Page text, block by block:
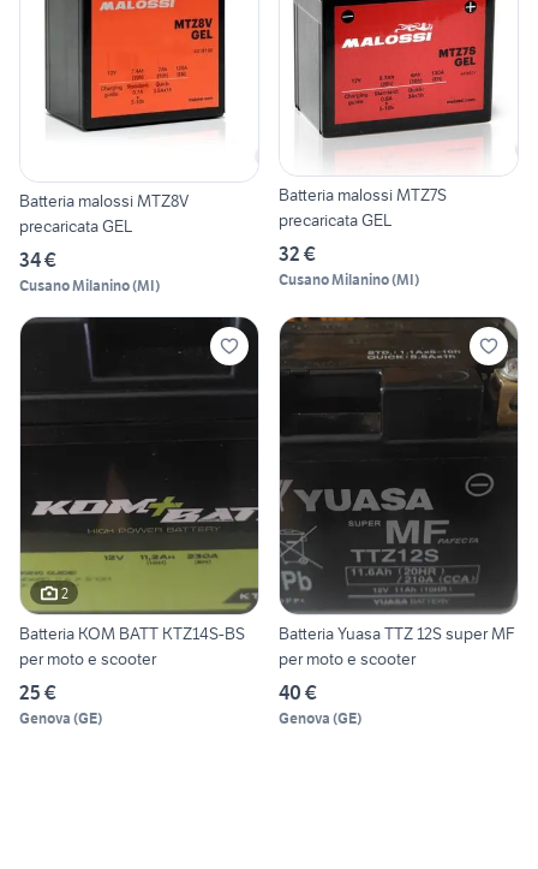
Batteria malossi MTZ8V
precaricata GEL
34 €
Cusano Milanino(MI)
Batteria malossi MTZ7S
precaricata GEL
32 €
Cusano Milanino(MI)
2
Batteria KOM BATT KTZ14S-BS
per moto e scooter
25 €
Genova (GE)
Batteria Yuasa TTZ 12S super MF
per moto e scooter
40 €
Genova (GE)